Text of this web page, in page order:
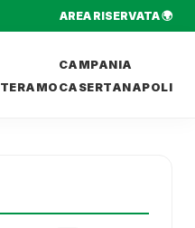
AREA RISERVATA 🌍
TERAMO
CAMPANIA
CASERTANAPOLI